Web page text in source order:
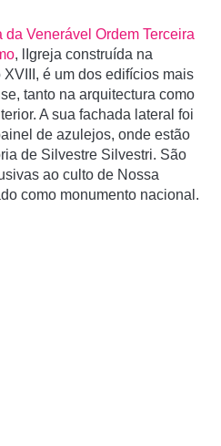
da Venerável Ordem Terceira
, lIgreja construída na
é um dos edifícios mais
tanto na arquitectura como
A sua fachada lateral foi
de azulejos, onde estão
de Silvestre Silvestri. São
ao culto de Nossa
como monumento nacional.